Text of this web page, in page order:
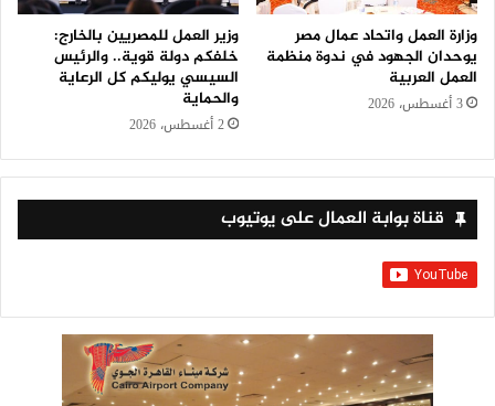
وزارة العمل واتحاد عمال مصر
يوحدان الجهود في ندوة منظمة
العمل العربية
3 أغسطس، 2026
وزير العمل للمصريين بالخارج:
خلفكم دولة قوية.. والرئيس
السيسي يوليكم كل الرعاية
والحماية
2 أغسطس، 2026
قناة بوابة العمال على يوتيوب